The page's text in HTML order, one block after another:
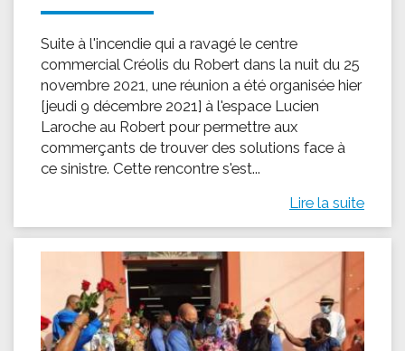
Suite à l'incendie qui a ravagé le centre
commercial Créolis du Robert dans la nuit du 25
novembre 2021, une réunion a été organisée hier
[jeudi 9 décembre 2021] à l'espace Lucien
Laroche au Robert pour permettre aux
commerçants de trouver des solutions face à
ce sinistre. Cette rencontre s'est...
Lire la suite